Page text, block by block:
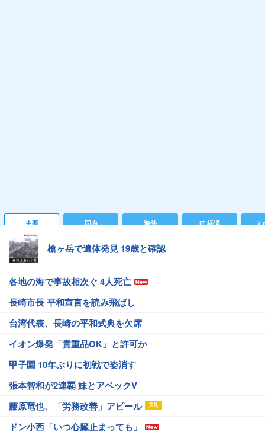
主要 国内 海外 IT 経済 ス
槍ヶ岳で遺体発見 19歳と確認
各地の海で事故相次ぐ 4人死亡
長崎市長 平和宣言を読み飛ばし
台湾代表、長崎の平和式典を欠席
イオン爆発「貴重品OK」と許可か
甲子園 10年ぶりに初戦で姿消す
張本智和が2連覇 妹とアベックV
藤原竜也、「労務改善」アピール
ドン小西「いつ心臓止まっても」